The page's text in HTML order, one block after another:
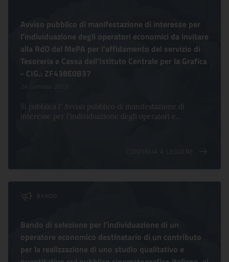
Avviso pubblico di manifestazione di interesse per
l'individuazione degli operatori economici da invitare
alla RdO del MePA per l'affidamento del servizio di
Tesoreria e Cassa dell’Istituto Centrale per la Grafica
- CIG.: ZF438E0B37
24 Gennaio 2023
Si pubblica l' Avviso pubblico di manifestazione di
interesse per l'individuazione degli operatori e...
CONTINUA A LEGGERE
BANDO
Bando di selezione per l’individuazione di un
operatore economico destinatario di un contributo
per la realizzazione di uno studio qualitativo e